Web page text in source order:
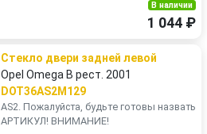
В наличии
1 044 ₽
Стекло двери задней левой
Opel Omega B рест. 2001
DOT36AS2M129
AS2. Пожалуйста, будьте готовы назвать
АРТИКУЛ! ВНИМАНИЕ!